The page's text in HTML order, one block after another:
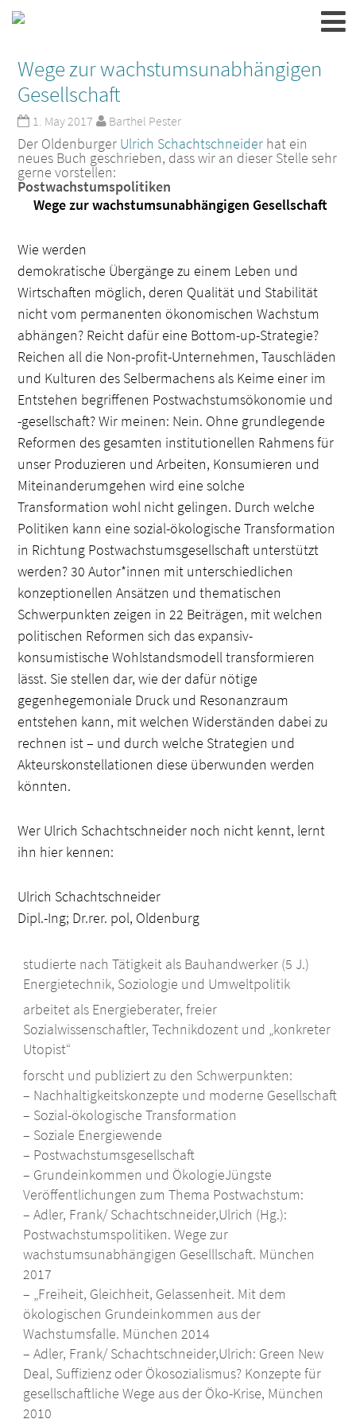
Wege zur wachstumsunabhängigen
Gesellschaft
1. May 2017 Barthel Pester
Der Oldenburger Ulrich Schachtschneider hat ein
neues Buch geschrieben, dass wir an dieser Stelle sehr
gerne vorstellen:
Postwachstumspolitiken
Wege zur wachstumsunabhängigen Gesellschaft
Wie werden
demokratische Übergänge zu einem Leben und
Wirtschaften möglich, deren Qualität und Stabilität
nicht vom permanenten ökonomischen Wachstum
abhängen? Reicht dafür eine Bottom-up-Strategie?
Reichen all die Non-profit-Unternehmen, Tauschläden
und Kulturen des Selbermachens als Keime einer im
Entstehen begriffenen Postwachstumsökonomie und
-gesellschaft? Wir meinen: Nein. Ohne grundlegende
Reformen des gesamten institutionellen Rahmens für
unser Produzieren und Arbeiten, Konsumieren und
Miteinanderumgehen wird eine solche
Transformation wohl nicht gelingen. Durch welche
Politiken kann eine sozial-ökologische Transformation
in Richtung Postwachstumsgesellschaft unterstützt
werden? 30 Autor*innen mit unterschiedlichen
konzeptionellen Ansätzen und thematischen
Schwerpunkten zeigen in 22 Beiträgen, mit welchen
politischen Reformen sich das expansiv-
konsumistische Wohlstandsmodell transformieren
lässt. Sie stellen dar, wie der dafür nötige
gegenhegemoniale Druck und Resonanzraum
entstehen kann, mit welchen Widerständen dabei zu
rechnen ist – und durch welche Strategien und
Akteurskonstellationen diese überwunden werden
könnten.
Wer Ulrich Schachtschneider noch nicht kennt, lernt
ihn hier kennen:
Ulrich Schachtschneider
Dipl.-Ing; Dr.rer. pol, Oldenburg
studierte nach Tätigkeit als Bauhandwerker (5 J.)
Energietechnik, Soziologie und Umweltpolitik
arbeitet als Energieberater, freier
Sozialwissenschaftler, Technikdozent und „konkreter
Utopist“
forscht und publiziert zu den Schwerpunkten:
– Nachhaltigkeitskonzepte und moderne Gesellschaft
– Sozial-ökologische Transformation
– Soziale Energiewende
– Postwachstumsgesellschaft
– Grundeinkommen und ÖkologieJüngste
Veröffentlichungen zum Thema Postwachstum:
– Adler, Frank/ Schachtschneider,Ulrich (Hg.):
Postwachstumspolitiken. Wege zur
wachstumsunabhängigen Geselllschaft. München
2017
– „Freiheit, Gleichheit, Gelassenheit. Mit dem
ökologischen Grundeinkommen aus der
Wachstumsfalle. München 2014
– Adler, Frank/ Schachtschneider,Ulrich: Green New
Deal, Suffizienz oder Ökosozialismus? Konzepte für
gesellschaftliche Wege aus der Öko-Krise, München
2010